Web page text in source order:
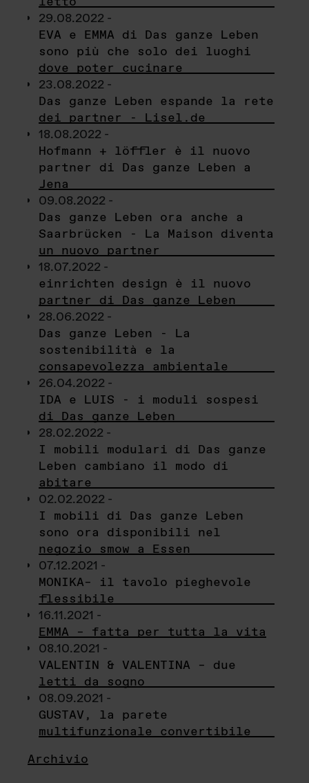
29.08.2022 -
EVA e EMMA di Das ganze Leben
sono più che solo dei luoghi
dove poter cucinare
23.08.2022 -
Das ganze Leben espande la rete
dei partner - Lisel.de
18.08.2022 -
Hofmann + löffler è il nuovo
partner di Das ganze Leben a
Jena
09.08.2022 -
Das ganze Leben ora anche a
Saarbrücken - La Maison diventa
un nuovo partner
18.07.2022 -
einrichten design è il nuovo
partner di Das ganze Leben
28.06.2022 -
Das ganze Leben - La
sostenibilità e la
consapevolezza ambientale
26.04.2022 -
IDA e LUIS - i moduli sospesi
di Das ganze Leben
28.02.2022 -
I mobili modulari di Das ganze
Leben cambiano il modo di
abitare
02.02.2022 -
I mobili di Das ganze Leben
sono ora disponibili nel
negozio smow a Essen
07.12.2021 -
MONIKA– il tavolo pieghevole
flessibile
16.11.2021 -
EMMA – fatta per tutta la vita
08.10.2021 -
VALENTIN & VALENTINA – due
letti da sogno
08.09.2021 -
GUSTAV, la parete
multifunzionale convertibile
Archivio